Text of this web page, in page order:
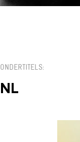
ONDERTITELS
NL